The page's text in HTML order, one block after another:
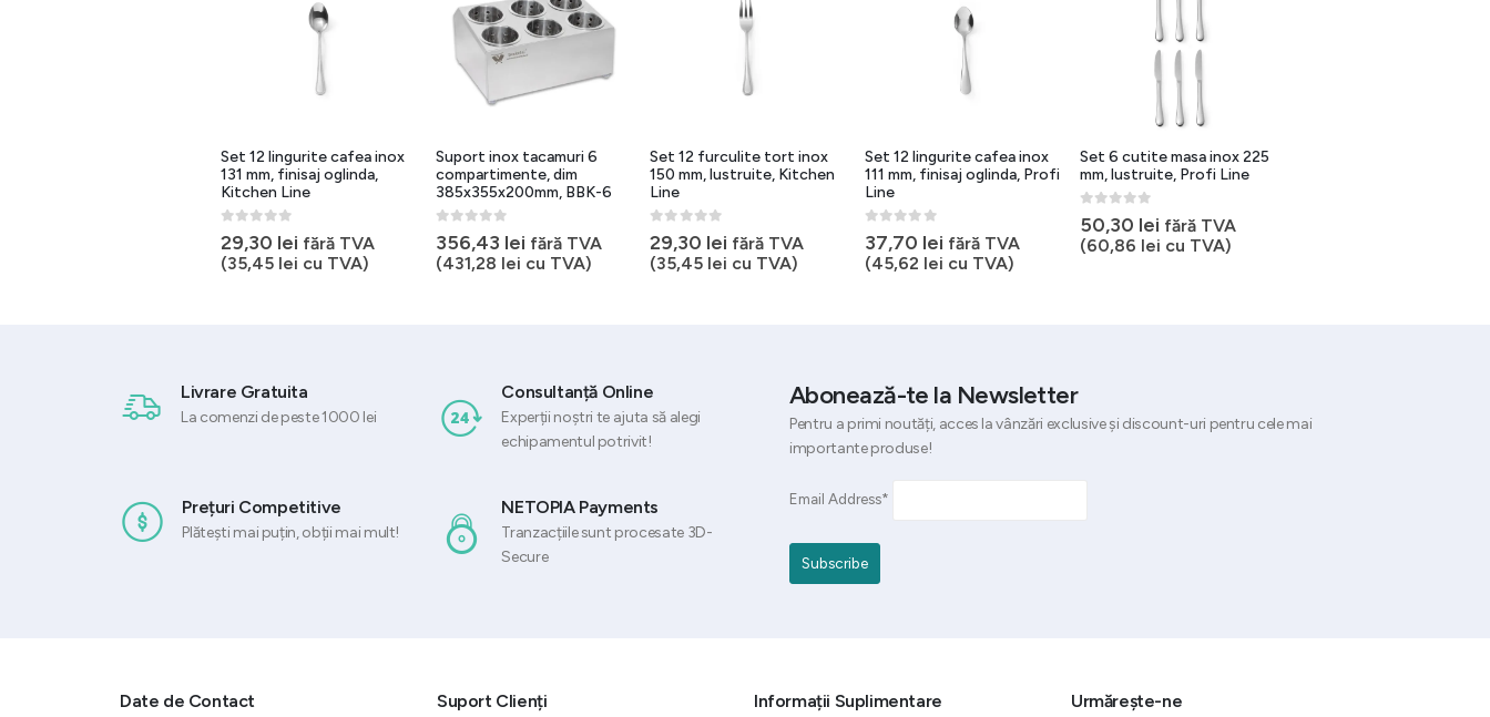
Set 12 lingurite cafea inox
131 mm, finisaj oglinda,
Kitchen Line
0out of 5
29,30 lei fără TVA
(35,45 lei cu TVA)
Suport inox tacamuri 6
compartimente, dim
385x355x200mm, BBK-6
0out of 5
356,43 lei fără TVA
(431,28 lei cu TVA)
Set 12 furculite tort inox
150 mm, lustruite, Kitchen
Line
0out of 5
29,30 lei fără TVA
(35,45 lei cu TVA)
Set 12 lingurite cafea inox
111 mm, finisaj oglinda, Profi
Line
0out of 5
37,70 lei fără TVA
(45,62 lei cu TVA)
Set 6 cutite masa inox 225
mm, lustruite, Profi Line
0out of 5
50,30 lei fără TVA
(60,86 lei cu TVA)
Livrare Gratuita
La comenzi de peste 1000 lei
Consultanță Online
Experții noștri te ajuta să alegi
echipamentul potrivit!
Prețuri Competitive
Plătești mai puțin, obții mai mult!
NETOPIA Payments
Tranzacțiile sunt procesate 3D-
Secure
Abonează-te la Newsletter
Pentru a primi noutăți, acces la vânzări exclusive și discount-uri pentru cele mai
importante produse!
Email Address*
Date de Contact Suport Clienți Informații Suplimentare Urmărește-ne